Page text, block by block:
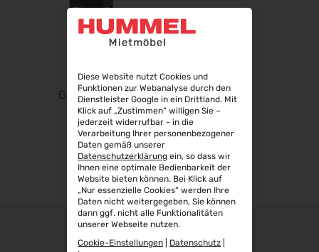
Steuerberater Expo 2026
24.09.2026 - 24.09.2026
POWTECH 2026
29.09.2026 - 01.10.2026
IMAGING WORLD 2026
02.10.2026 - 04.10.2026
Expo Real 2026
05.10.2026 - 07.10.2026
VISION 2026
06.10.2026 - 08.10.2026
interbad 2026
06.10.2026 - 08.10.2026
GRETA CLUB
Diese Website nutzt Cookies und
Funktionen zur Webanalyse durch den
Dienstleister Google in ein Drittland. Mit
Klick auf „Zustimmen“ willigen Sie –
jederzeit widerrufbar - in die
Verarbeitung Ihrer personenbezogener
Daten gemäß unserer
Datenschutzerklärung ein, so dass wir
Ihnen eine optimale Bedienbarkeit der
Website bieten können. Bei Klick auf
„Nur essenzielle Cookies“ werden Ihre
Daten nicht weitergegeben, Sie können
dann ggf. nicht alle Funktionalitäten
unserer Webseite nutzen.
Cookie-Einstellungen
Datenschutz